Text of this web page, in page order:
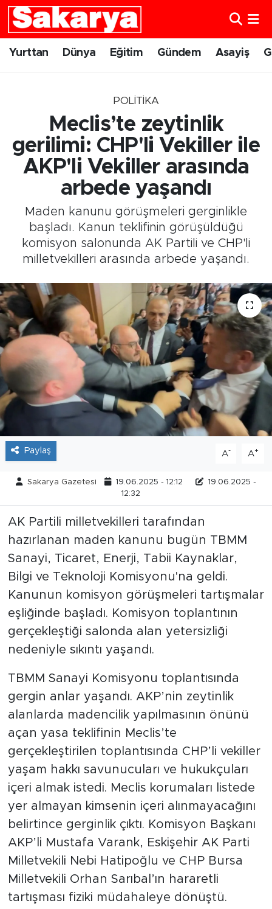
Yurttan Dünya Eğitim Gündem Asayiş
POLITIKA
Meclis’te zeytinlik
gerilimi: CHP'li Vekiller ile
AKP'li Vekiller arasında
arbede yaşandı
Maden kanunu görüşmeleri gerginlikle
başladı. Kanun teklifinin görüşüldüğü
komisyon salonunda AK Partili ve CHP'li
milletvekilleri arasında arbede yaşandı.
Paylaş A- A+
Sakarya Gazetesi 19.06.2025 - 12:12
19.06.2025 -
12:32
AK Partili milletvekilleri tarafından
hazırlanan maden kanunu bugün TBMM
Sanayi, Ticaret, Enerji, Tabii Kaynaklar,
Bilgi ve Teknoloji Komisyonu'na geldi.
Kanunun komisyon görüşmeleri tartışmalar
eşliğinde başladı. Komisyon toplantının
gerçekleştiği salonda alan yetersizliği
nedeniyle sıkıntı yaşandı.
TBMM Sanayi Komisyonu toplantısında
gergin anlar yaşandı. AKP’nin zeytinlik
alanlarda madencilik yapılmasının önünü
açan yasa teklifinin Meclis’te
gerçekleştirilen toplantısında CHP’li vekiller
yaşam hakkı savunucuları ve hukukçuları
içeri almak istedi. Meclis korumaları listede
yer almayan kimsenin içeri alınmayacağını
belirtince gerginlik çıktı. Komisyon Başkanı
AKP’li Mustafa Varank, Eskişehir AK Parti
Milletvekili Nebi Hatipoğlu ve CHP Bursa
Milletvekili Orhan Sarıbal’ın hararetli
tartışması fiziki müdahaleye dönüştü.
Yurttan
Gündem
Eskişehirspor
Sağlık
Kültür Sanat
Tarihçe
Resmi İlanlar
Söyleşi
Foto Şaka
Teknoloji
Politika
Eskişehir Nöbetçi Eczaneler
Eskişehir Trafik Yoğunluk Haritası
Süper Lig Puan Durumu ve Fikstür
Son Dakika Haberleri
Haber Arşivi